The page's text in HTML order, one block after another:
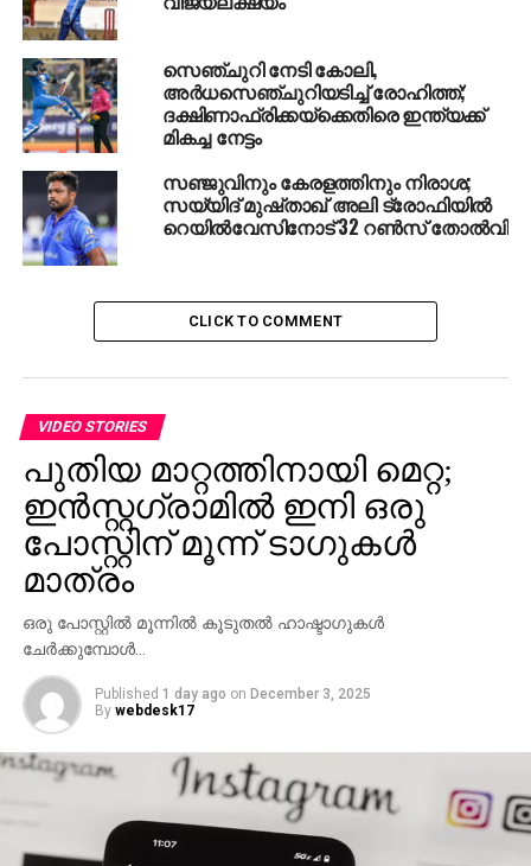
UP NEXT
ഗോരക്ഷക ഗുണ്ടകള്‍ക്കെതിരെ
നടപടിഎടുക്കേണ്ടത് സംസ്ഥാനങ്ങളെന്ന് കേന്ദ്രം
DON'T MISS
ബോള്‍ട്ട് അങ്ങനെ ചെയ്യുമോ
സെഞ്ചുറി നേടി കോലി,
അര്‍ധസെഞ്ചുറിയടിച്ച് രോഹിത്ത്;
ദക്ഷിണാഫ്രിക്കയ്‌ക്കെതിരെ ഇന്ത്യക്ക്
മികച്ച നേട്ടം
സഞ്ജുവിനും കേരളത്തിനും നിരാശ;
സയ്യിദ് മുഷ്താഖ് അലി ട്രോഫിയില്‍
റെയില്‍വേസിനോട് 32 റണ്‍സ് തോല്‍വി
CLICK TO COMMENT
VIDEO STORIES
പുതിയ മാറ്റത്തിനായി മെറ്റ;
ഇന്‍സ്റ്റഗ്രാമില്‍ ഇനി ഒരു
പോസ്റ്റിന് മൂന്ന് ടാഗുകള്‍
മാത്രം
ഒരു പോസ്റ്റില്‍ മൂന്നില്‍ കൂടുതല്‍ ഹാഷ്ടാഗുകള്‍
ചേര്‍ക്കുമ്പോള്‍…
Published 1 day ago on December 3, 2025
By webdesk17